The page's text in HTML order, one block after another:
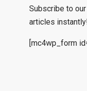
Subscribe to
articles
[mc4wp_form